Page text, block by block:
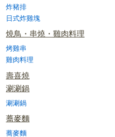
炸豬排
日式炸雞塊
燒鳥・串燒・雞肉料理
烤雞串
雞肉料理
壽喜燒
涮涮鍋
涮涮鍋
蕎麥麵
蕎麥麵